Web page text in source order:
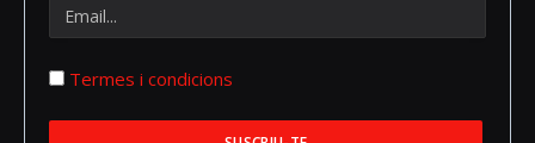
Termes i condicions